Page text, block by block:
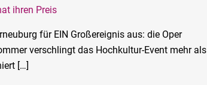
ihren Preis
für EIN Großereignis aus: die Oper
verschlingt das Hochkultur-Event mehr als
[…]